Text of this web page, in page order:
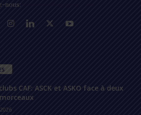
nous:
CAF: ASCK et ASKO face à deux